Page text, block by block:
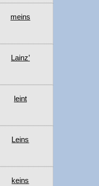
meins
Lainz’
leint
Leins
keins